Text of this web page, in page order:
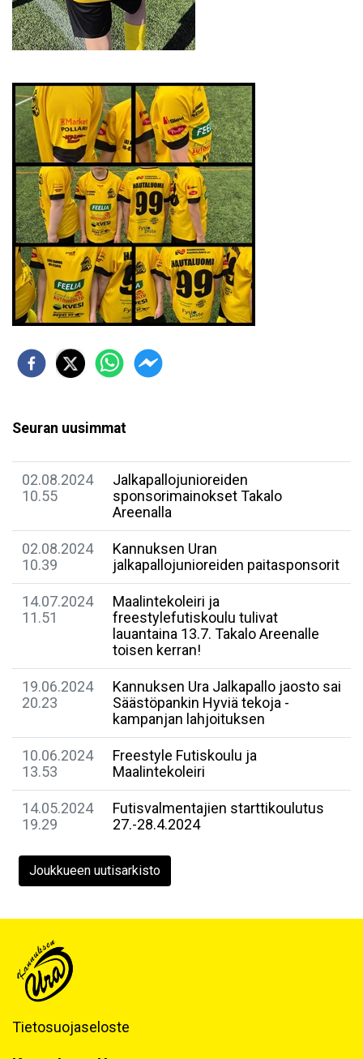
Seuran uusimmat
02.08.2024
10.55
Jalkapallojunioreiden
sponsorimainokset Takalo
Areenalla
02.08.2024
10.39
Kannuksen Uran
jalkapallojunioreiden paitasponsorit
14.07.2024
11.51
Maalintekoleiri ja
freestylefutiskoulu tulivat
lauantaina 13.7. Takalo Areenalle
toisen kerran!
19.06.2024
20.23
Kannuksen Ura Jalkapallo jaosto sai
Säästöpankin Hyviä tekoja -
kampanjan lahjoituksen
10.06.2024
13.53
Freestyle Futiskoulu ja
Maalintekoleiri
14.05.2024
19.29
Futisvalmentajien starttikoulutus
27.-28.4.2024
Joukkueen uutisarkisto
Tietosuojaseloste